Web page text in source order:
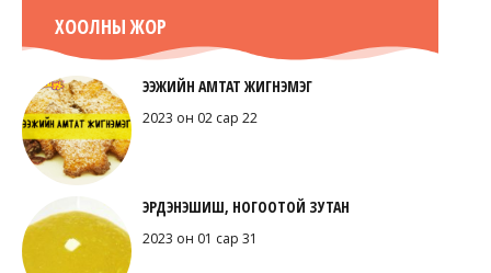
ХООЛНЫ ЖОР
ЭЭЖИЙН АМТАТ ЖИГНЭМЭГ
2023 он 02 сар 22
ЭРДЭНЭШИШ, НОГООТОЙ ЗУТАН
2023 он 01 сар 31